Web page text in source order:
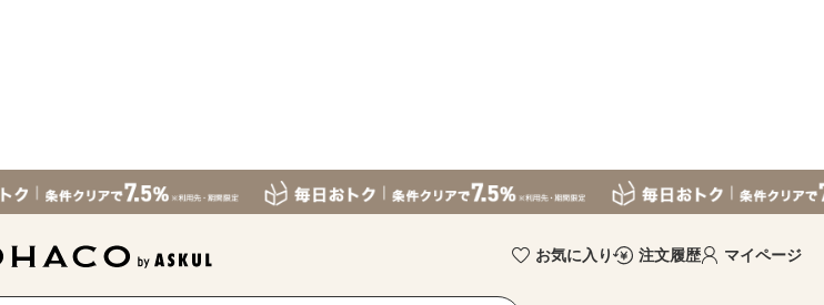
お気に入り 注文履歴 マイページ